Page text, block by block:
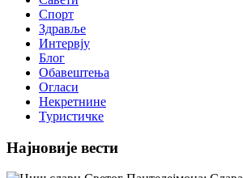
Спорт
Здравље
Интервју
Блог
Обавештења
Огласи
Некретнине
Туристичке
Најновије вести